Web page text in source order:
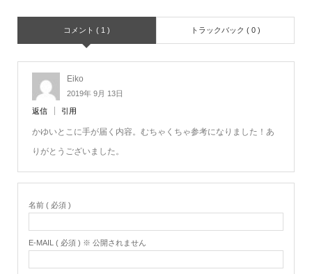
コメント ( 1 ) トラックバック ( 0 )
Eiko
2019年 9月 13日
返信 引用
かゆいとこに手が届く内容。むちゃくちゃ参考になりました！あ
りがとうございました。
名前 ( 必須 )
E-MAIL ( 必須 ) ※ 公開されません